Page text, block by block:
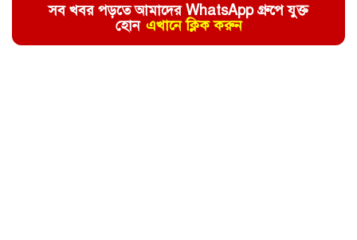
সব খবর পড়তে আমাদের WhatsApp গ্রুপে যুক্ত
হোন এখানে ক্লিক করুন